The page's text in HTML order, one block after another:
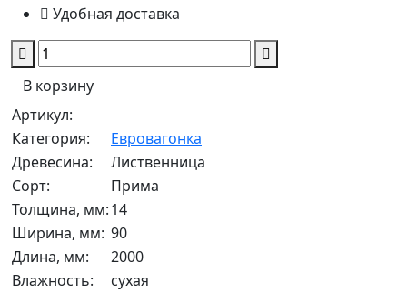
Удобная доставка
В корзину
Артикул:
Категория:
Евровагонка
Древесина:
Лиственница
Сорт:
Прима
Толщина, мм:14
Ширина, мм: 90
Длина, мм:
2000
Влажность:
сухая